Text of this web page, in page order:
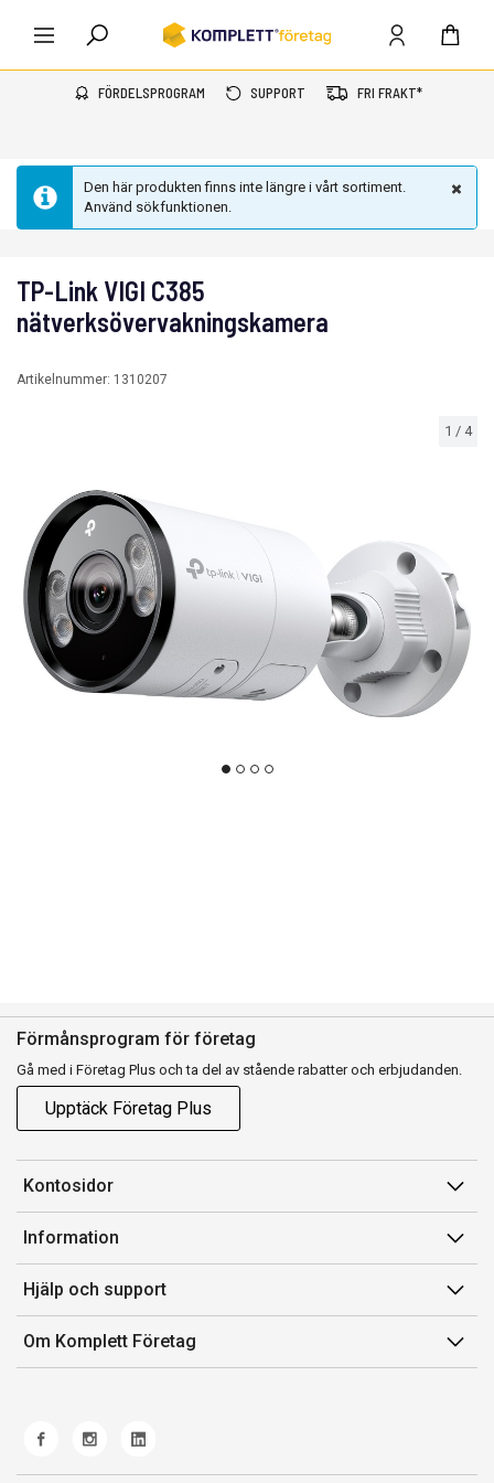
FÖRDELSPROGRAM SUPPORT FRI FRAKT*
Den här produkten finns inte längre i vårt sortiment.
Använd sökfunktionen.
1 / 4
TP-Link VIGI C385
nätverksövervakningskamera
Artikelnummer: 1310207
Förmånsprogram för företag
Gå med i Företag Plus och ta del av stående rabatter och erbjudanden.
Upptäck Företag Plus
Kontosidor
Mina sidor
Orderhistorik
Fakturor & Kvitton
Inköpslistor
Information
Försäljningsvillkor
Villkor för Komplett Företag Plus
Felsökning & guider
Hjälp och support
Kontakta oss
Kundservice
Frakt och leverans
Om Komplett Företag